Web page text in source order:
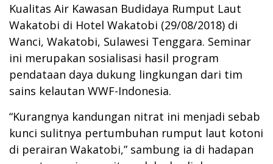
Kualitas Air Kawasan Budidaya Rumput Laut
Wakatobi di Hotel Wakatobi (29/08/2018) di
Wanci, Wakatobi, Sulawesi Tenggara. Seminar
ini merupakan sosialisasi hasil program
pendataan daya dukung lingkungan dari tim
sains kelautan WWF-Indonesia.
“Kurangnya kandungan nitrat ini menjadi sebab
kunci sulitnya pertumbuhan rumput laut kotoni
di perairan Wakatobi,” sambung ia di hadapan